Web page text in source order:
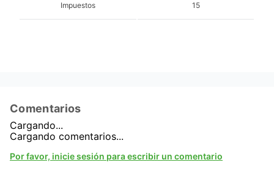
Impuestos 15
Comentarios
Cargando...
Por favor, inicie sesión para escribir un comentario
Cargando comentarios...